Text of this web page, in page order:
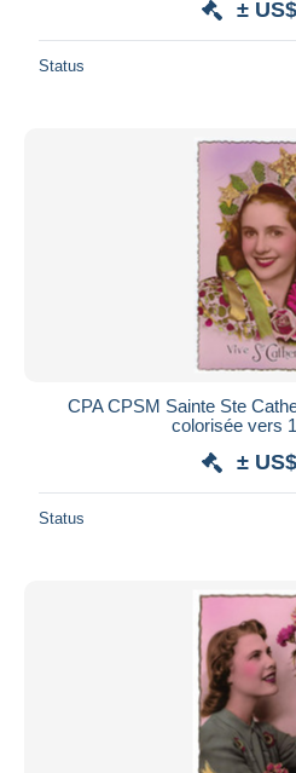
±
Status
CPA CPSM Sainte Ste
colorisée vers
±
Status